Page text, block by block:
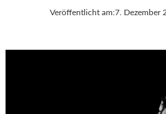
Veröffentlicht am:7. Dezember